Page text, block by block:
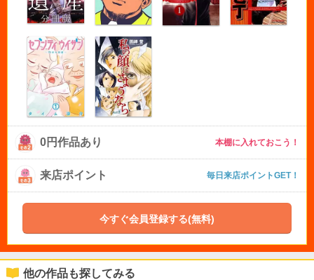
0円作品あり 本棚に入れておこう！
来店ポイント 毎日来店ポイントGET！
今すぐ会員登録する(無料)
他の作品も探してみる